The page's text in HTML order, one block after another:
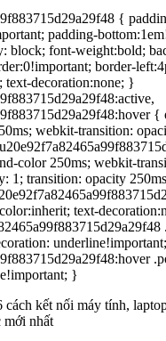
{
padding-
block; font-weight:bold;
border-
text-decoration:none; }
{
webkit-transition:
color 250ms; webkit-
1; transition: opacity
text-
}
cách kết nối máy tính,
mới nhất